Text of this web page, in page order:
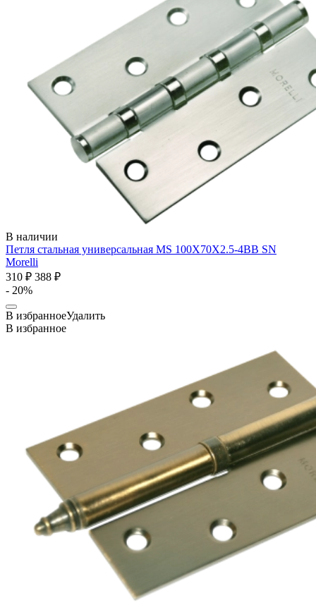
В наличии
Петля стальная универсальная MS 100X70X2.5-4BB SN
Morelli
310 ₽ 388 ₽
- 20%
В избранноеУдалить
В избранное